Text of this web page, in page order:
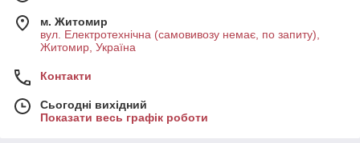
м. Житомир
вул. Електротехнічна (самовивозу немає, по запиту),
Житомир, Україна
Контакти
Сьогодні вихідний
Показати весь графік роботи